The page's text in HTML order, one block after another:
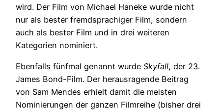
wird. Der Film von Michael Haneke wurde nicht
nur als bester fremdsprachiger Film, sondern
auch als bester Film und in drei weiteren
Kategorien nominiert.
Ebenfalls fünfmal genannt wurde Skyfall, der 23.
James Bond-Film. Der herausragende Beitrag
von Sam Mendes erhielt damit die meisten
Nominierungen der ganzen Filmreihe (bisher drei